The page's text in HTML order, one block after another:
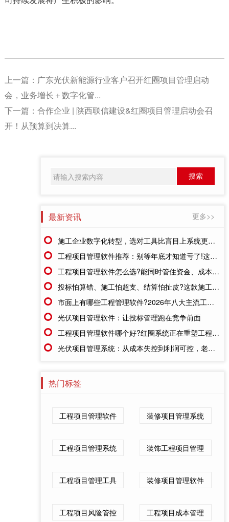
上一篇： 广东光伏新能源行业客户召开红圈项目管理启动
会，业务增长＋数字化管...
下一篇： 合作企业 | 陕西联信建设&红圈项目管理启动会召
开！从预算到决算...
最新资讯 更多>>
施工企业数字化转型，选对工具比盲目上系统更重要
工程项目管理软件推荐：别等年底才知道亏了!这套系统让每一分钱都有迹可循
工程项目管理软件怎么选?能同时管住资金、成本、进度的才靠谱
投标怕算错、施工怕超支、结算怕扯皮?这款施工成本管理系统一招全解决
市面上有哪些工程管理软件?2026年八大主流工具深度盘点
光伏项目管理软件：让投标管理跑在竞争前面
工程项目管理软件哪个好?红圈系统正在重塑工程企业的"数字大脑"
光伏项目管理系统：从成本失控到利润可控，老板只需做对一步
热门标签
工程项目管理软件 装修项目管理系统
工程项目管理系统 装饰工程项目管理
工程项目管理工具 装修项目管理软件
工程项目风险管控 工程项目成本管理